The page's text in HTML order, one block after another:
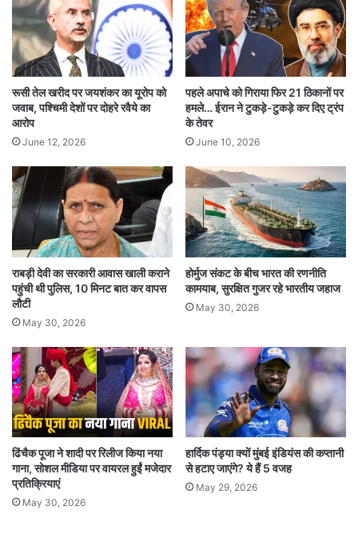
ऐतिहासिक इमारत का नाम बदलकर ‘संविधान सदन’ कर
दिया गया। वर्तमान में इसका उपयोग संसदीय कार्यक्रमों और
संग्रहालय के रूप में किए जाने की योजना है।
इस भवन का डिजाइन प्रसिद्ध ब्रिटिश आर्किटेक्ट सर
एडविन लुटियंस और सर हरबर्ट बेकर ने तैयार किया था।
इसका निर्माण कार्य 1921 में शुरू हुआ था और 1927 में पूरा
हुआ।
फिलहाल, पुराने संसद भवन में आग की घटना को लेकर
प्रशासन सतर्क है और सुरक्षा मानकों की समीक्षा की जा रही
है ताकि भविष्य में इस तरह की घटनाओं से बचा जा सके।
DELHI NEWS Parliament Fire
पुराने संसद भवन में आग संविधान सदन
रूसी तेल खरीद पर जयशंकर का यूरोप को
जवाब, पश्चिमी देशों पर दोहरे रवैये का
आरोप
June 12, 2026
पहले अपाचे को गिराया फिर 21 ठिकानों पर
हमले… ईरान ने टुकड़े-टुकड़े कर दिए ट्रंप
के तेवर
June 10, 2026
राबड़ी देवी का सरकारी आवास खाली कराने
पहुंची थी पुलिस, 10 मिनट बात कर वापस
लौटी
May 30, 2026
होर्मुज संकट के बीच भारत की रणनीति
कामयाब, सुरक्षित गुजर रहे भारतीय जहाज
May 30, 2026
ढिंचैक पूजा ने शादी पर रिलीज किया नया
गाना, सोशल मीडिया पर वायरल हुईं मजेदार
प्रतिक्रियाएं
May 30, 2026
हार्दिक पंड्या क्यों मुंबई इंडियंस की कप्तानी
से हटाए जाएंगे? ये हैं 5 वजह
May 29, 2026